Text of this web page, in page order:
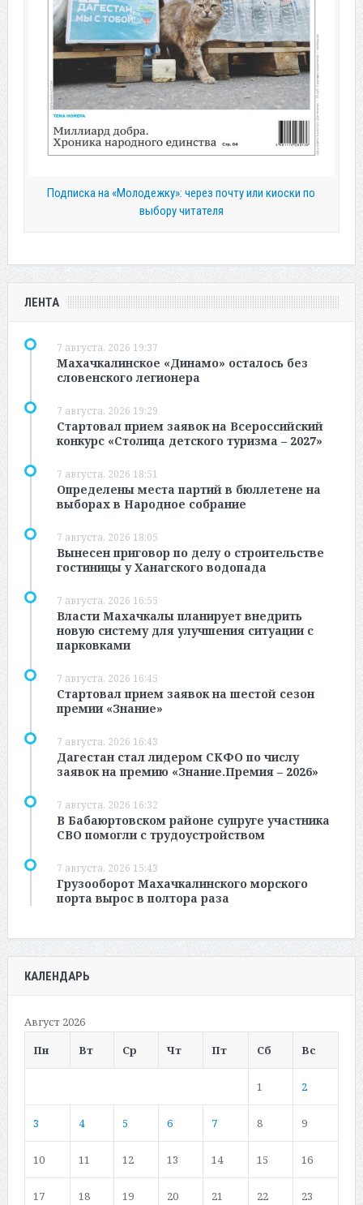
Подписка на «Молодежку»: через почту или киоски по
выбору читателя
ЛЕНТА
7 августа, 2026 19:37
Махачкалинское «Динамо» осталось без
словенского легионера
7 августа, 2026 19:29
Стартовал прием заявок на Всероссийский
конкурс «Столица детского туризма – 2027»
7 августа, 2026 18:51
Определены места партий в бюллетене на
выборах в Народное собрание
7 августа, 2026 18:05
Вынесен приговор по делу о строительстве
гостиницы у Ханагского водопада
7 августа, 2026 16:55
Власти Махачкалы планирует внедрить
новую систему для улучшения ситуации с
парковками
7 августа, 2026 16:45
Стартовал прием заявок на шестой сезон
премии «Знание»
7 августа, 2026 16:43
Дагестан стал лидером СКФО по числу
заявок на премию «Знание.Премия – 2026»
7 августа, 2026 16:32
В Бабаюртовском районе супруге участника
СВО помогли с трудоустройством
7 августа, 2026 15:43
Грузооборот Махачкалинского морского
порта вырос в полтора раза
КАЛЕНДАРЬ
Август 2026
Пн
Вт Ср Чт Пт Сб Вс
1 2
3 4 5 6 7 8 9
10 11 12 13 14 15 16
17 18 19 20 21 22 23